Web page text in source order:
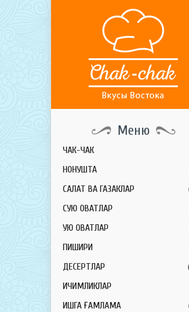
Меню
ЧАК-ЧАК
НОНУШТА
САЛАТ ВА ГАЗАКЛАР
СУЮҚ ОВҚАТЛАР
ҚУЮҚ ОВҚАТЛАР
ПИШИРИҚ
ДЕСЕРТЛАР
ИЧИМЛИКЛАР
ҚИШГА ҒАМЛАМА